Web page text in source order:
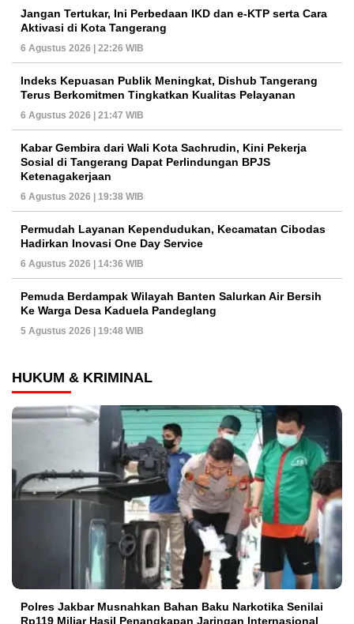
Jangan Tertukar, Ini Perbedaan IKD dan e-KTP serta Cara
Aktivasi di Kota Tangerang
6 Agustus 2026 | 22:26 WIB
Indeks Kepuasan Publik Meningkat, Dishub Tangerang
Terus Berkomitmen Tingkatkan Kualitas Pelayanan
6 Agustus 2026 | 21:47 WIB
Kabar Gembira dari Wali Kota Sachrudin, Kini Pekerja
Sosial di Tangerang Dapat Perlindungan BPJS
Ketenagakerjaan
6 Agustus 2026 | 19:38 WIB
Permudah Layanan Kependudukan, Kecamatan Cibodas
Hadirkan Inovasi One Day Service
6 Agustus 2026 | 14:36 WIB
Pemuda Berdampak Wilayah Banten Salurkan Air Bersih
Ke Warga Desa Kaduela Pandeglang
5 Agustus 2026 | 19:48 WIB
HUKUM & KRIMINAL
Polres Jakbar Musnahkan Bahan Baku Narkotika Senilai
Rp119 Miliar Hasil Penangkapan Jaringan Internasional